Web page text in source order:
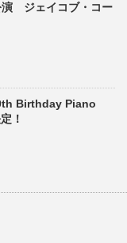
ジェイコブ・コー
Birthday Piano
！